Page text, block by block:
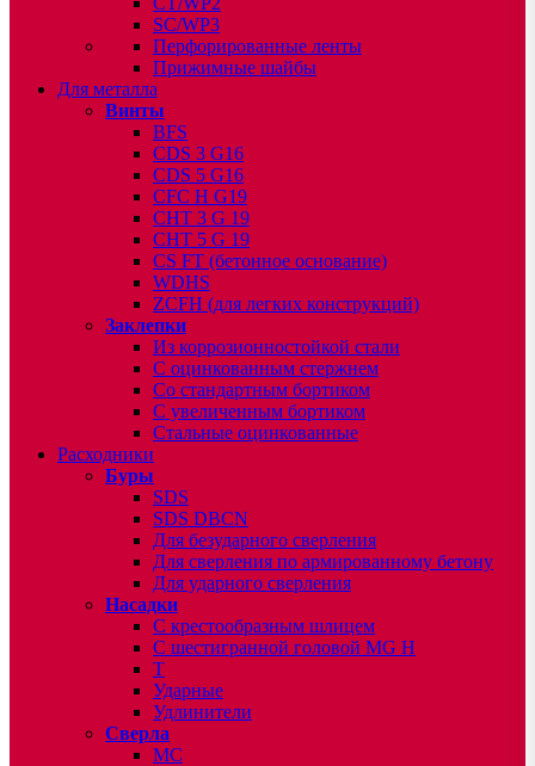
SC/WP3
Перфорированные ленты
Прижимные шайбы
Для металла
Винты
BFS
CDS 3 G16
CDS 5 G16
CFC H G19
CHT 3 G 19
CHT 5 G 19
CS FT (бетонное основание)
WDHS
ZCFH (для легких конструкций)
Заклепки
Из коррозионностойкой стали
С оцинкованным стержнем
Со стандартным бортиком
С увеличенным бортиком
Стальные оцинкованные
Расходники
Буры
SDS
SDS DBCN
Для безударного сверления
Для сверления по армированному бетону
Для ударного сверления
Насадки
С крестообразным шлицем
С шестигранной головой MG H
T
Ударные
Удлинители
Сверла
МС